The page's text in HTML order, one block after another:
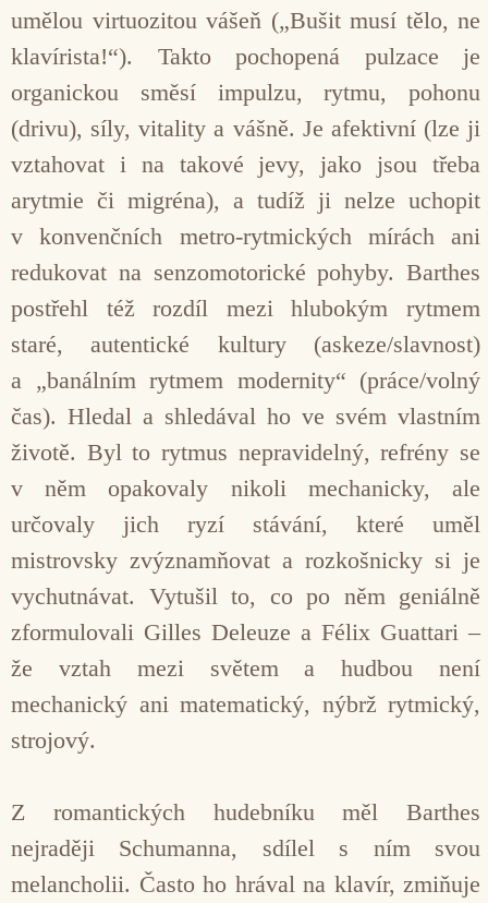
umělou virtuozitou vášeň („Bušit musí tělo, ne
klavírista!“). Takto pochopená pulzace je
organickou směsí impulzu, rytmu, pohonu
(drivu), síly, vitality a vášně. Je afektivní (lze ji
vztahovat i na takové jevy, jako jsou třeba
arytmie či migréna), a tudíž ji nelze uchopit
v konvenčních metro-rytmických mírách ani
redukovat na senzomotorické pohyby. Barthes
postřehl též rozdíl mezi hlubokým rytmem
staré, autentické kultury (askeze/slavnost)
a „banálním rytmem modernity“ (práce/volný
čas). Hledal a shledával ho ve svém vlastním
životě. Byl to rytmus nepravidelný, refrény se
v něm opakovaly nikoli mechanicky, ale
určovaly jich ryzí stávání, které uměl
mistrovsky zvýznamňovat a rozkošnicky si je
vychutnávat. Vytušil to, co po něm geniálně
zformulovali Gilles Deleuze a Félix Guattari –
že vztah mezi světem a hudbou není
mechanický ani matematický, nýbrž rytmický,
strojový.
Z romantických hudebníku měl Barthes
nejraději Schumanna, sdílel s ním svou
melancholii. Často ho hrával na klavír, zmiňuje